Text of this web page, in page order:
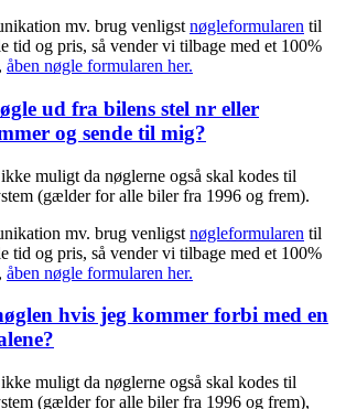
mv. brug venligst nøgleformularen til
tid og pris, så vender vi tilbage med et 100%
åben nøgle formularen her.
ud fra bilens stel nr eller
og sende til mig?
muligt da nøglerne også skal kodes til
(gælder for alle biler fra 1996 og frem).
mv. brug venligst nøgleformularen til
tid og pris, så vender vi tilbage med et 100%
åben nøgle formularen her.
hvis jeg kommer forbi med en
muligt da nøglerne også skal kodes til
(gælder for alle biler fra 1996 og frem),